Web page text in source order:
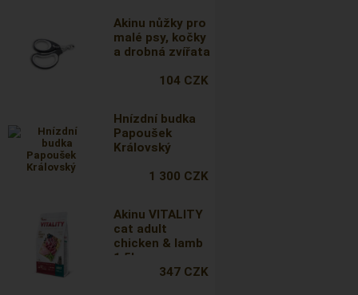
Akinu nůžky pro
malé psy, kočky
a drobná zvířata
104 CZK
Hnízdní budka
Papoušek
Královský
1 300 CZK
Akinu VITALITY
cat adult
chicken & lamb
1,5kg
347 CZK